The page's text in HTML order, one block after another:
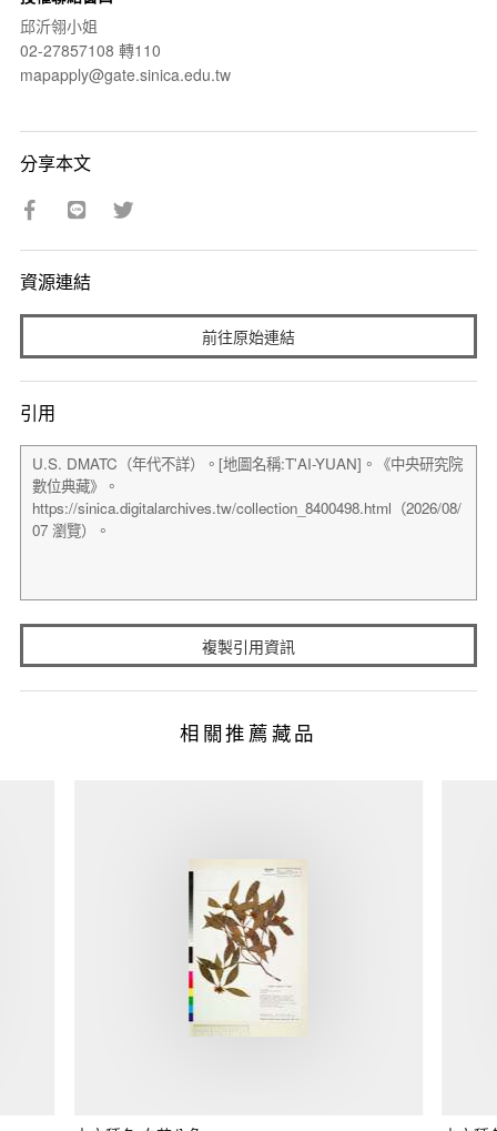
邱沂翎小姐
02-27857108 轉110
mapapply@gate.sinica.edu.tw
分享本文
資源連結
前往原始連結
引用
複製引用資訊
相關推薦藏品